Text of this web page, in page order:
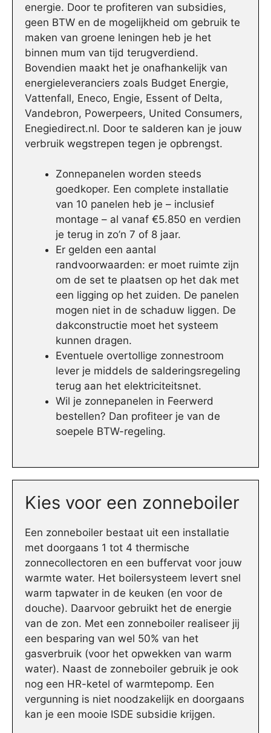
energie. Door te profiteren van subsidies,
geen BTW en de mogelijkheid om gebruik te
maken van groene leningen heb je het
binnen mum van tijd terugverdiend.
Bovendien maakt het je onafhankelijk van
energieleveranciers zoals Budget Energie,
Vattenfall, Eneco, Engie, Essent of Delta,
Vandebron, Powerpeers, United Consumers,
Enegiedirect.nl. Door te salderen kan je jouw
verbruik wegstrepen tegen je opbrengst.
Zonnepanelen worden steeds
goedkoper. Een complete installatie
van 10 panelen heb je – inclusief
montage – al vanaf €5.850 en verdien
je terug in zo’n 7 of 8 jaar.
Er gelden een aantal
randvoorwaarden: er moet ruimte zijn
om de set te plaatsen op het dak met
een ligging op het zuiden. De panelen
mogen niet in de schaduw liggen. De
dakconstructie moet het systeem
kunnen dragen.
Eventuele overtollige zonnestroom
lever je middels de salderingsregeling
terug aan het elektriciteitsnet.
Wil je zonnepanelen in Feerwerd
bestellen? Dan profiteer je van de
soepele BTW-regeling.
Kies voor een zonneboiler
Een zonneboiler bestaat uit een installatie
met doorgaans 1 tot 4 thermische
zonnecollectoren en een buffervat voor jouw
warmte water. Het boilersysteem levert snel
warm tapwater in de keuken (en voor de
douche). Daarvoor gebruikt het de energie
van de zon. Met een zonneboiler realiseer jij
een besparing van wel 50% van het
gasverbruik (voor het opwekken van warm
water). Naast de zonneboiler gebruik je ook
nog een HR-ketel of warmtepomp. Een
vergunning is niet noodzakelijk en doorgaans
kan je een mooie ISDE subsidie krijgen.